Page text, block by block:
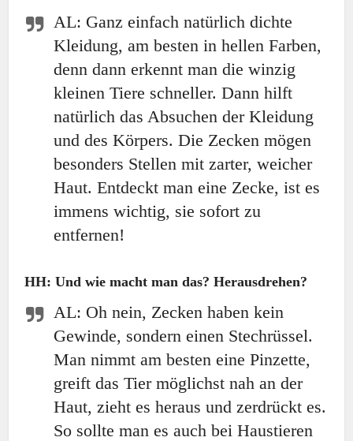
AL: Ganz einfach natürlich dichte
Kleidung, am besten in hellen Farben,
denn dann erkennt man die winzig
kleinen Tiere schneller. Dann hilft
natürlich das Absuchen der Kleidung
und des Körpers. Die Zecken mögen
besonders Stellen mit zarter, weicher
Haut. Entdeckt man eine Zecke, ist es
immens wichtig, sie sofort zu
entfernen!
HH: Und wie macht man das? Herausdrehen?
AL: Oh nein, Zecken haben kein
Gewinde, sondern einen Stechrüssel.
Man nimmt am besten eine Pinzette,
greift das Tier möglichst nah an der
Haut, zieht es heraus und zerdrückt es.
So sollte man es auch bei Haustieren